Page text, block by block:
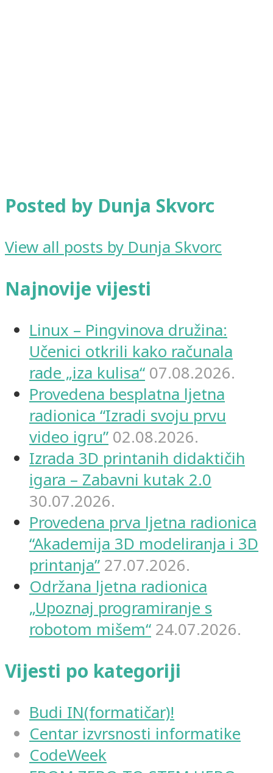
Posted by Dunja Skvorc
View all posts by Dunja Skvorc
Najnovije vijesti
Linux – Pingvinova družina:
Učenici otkrili kako računala
rade „iza kulisa“ 07.08.2026.
Provedena besplatna ljetna
radionica “Izradi svoju prvu
video igru” 02.08.2026.
Izrada 3D printanih didaktičih
igara – Zabavni kutak 2.0
30.07.2026.
Provedena prva ljetna radionica
“Akademija 3D modeliranja i 3D
printanja” 27.07.2026.
Održana ljetna radionica
„Upoznaj programiranje s
robotom mišem“ 24.07.2026.
Vijesti po kategoriji
Budi IN(formatičar)!
Centar izvrsnosti informatike
CodeWeek